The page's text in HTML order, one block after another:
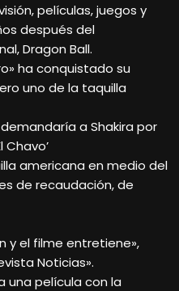
películas, juegos y
después del
Dragon Ball.
ha conquistado su
uno de la taquilla
demandaría a Shakira por
Chavo’
americana en medio del
de recaudación, de
y el filme entretiene»,
Noticias».
una película con la